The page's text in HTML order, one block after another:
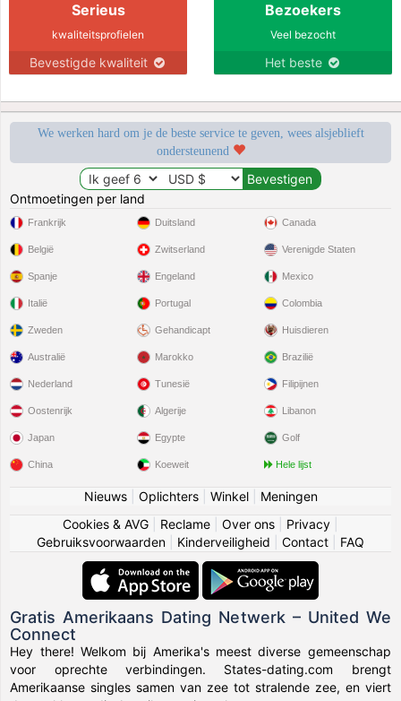
Serieus
kwaliteitsprofielen
Bevestigde kwaliteit
Bezoekers
Veel bezocht
Het beste
We werken hard om je de beste service te geven, wees alsjeblieft
ondersteunend
Ontmoetingen per land
Frankrijk
België
Spanje
Italië
Zweden
Duitsland
Zwitserland
Engeland
Portugal
Gehandicapt
Canada
Verenigde Staten
Mexico
Colombia
Huisdieren
Australië
Nederland
Oostenrijk
Japan
China
Marokko
Tunesië
Algerije
Egypte
Koeweit
Brazilië
Filipijnen
Libanon
Golf
Hele lijst
Nieuws| Oplichters| Winkel| Meningen
Cookies & AVG
Reclame Over ons Privacy
Gebruiksvoorwaarden
Kinderveiligheid Contact FAQ
Gratis Amerikaans Dating Netwerk – United We
Connect
Hey there! Welkom bij Amerika's meest diverse gemeenschap
voor oprechte verbindingen. States-dating.com brengt
Amerikaanse singles samen van zee tot stralende zee, en viert